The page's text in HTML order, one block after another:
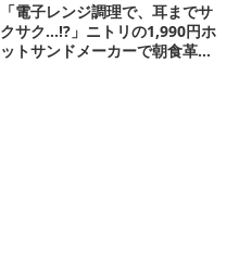
「電子レンジ調理で、耳までサ
クサク…!?」ニトリの1,990円ホ
ットサンドメーカーで朝食革命